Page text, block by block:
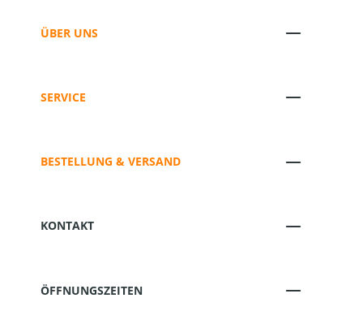
ÜBER UNS
SERVICE
BESTELLUNG & VERSAND
KONTAKT
ÖFFNUNGSZEITEN